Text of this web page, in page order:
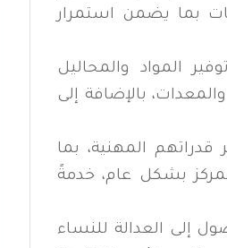
بما يضمن استمرار
المواد والمحاليل
بالإضافة إلى
المهنية، بما
بشكل عام، خدمةً
إلى العدالة للنساء